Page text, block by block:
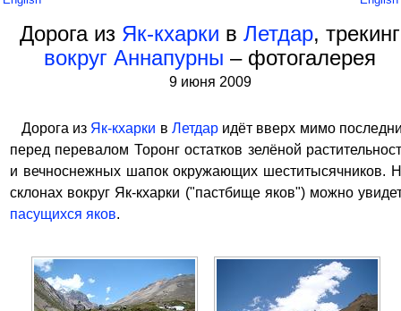
Дорога из Як-кхарки в Летдар, трекинг
вокруг Аннапурны – фотогалерея
9 июня 2009
Дорога из Як-кхарки в Летдаридёт вверх мимо
перед перевалом Торонг остатков зелёной
и вечноснежных шапок окружающих шеститысячников.
склонах вокруг Як-кхарки ("пастбище яков") можно
пасущихся яков.